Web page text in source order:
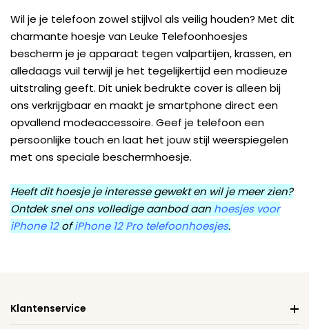
Wil je je telefoon zowel stijlvol als veilig houden? Met dit
charmante hoesje van Leuke Telefoonhoesjes
bescherm je je apparaat tegen valpartijen, krassen, en
alledaags vuil terwijl je het tegelijkertijd een modieuze
uitstraling geeft. Dit uniek bedrukte cover is alleen bij
ons verkrijgbaar en maakt je smartphone direct een
opvallend modeaccessoire. Geef je telefoon een
persoonlijke touch en laat het jouw stijl weerspiegelen
met ons speciale beschermhoesje.
Heeft dit hoesje je interesse gewekt en wil je meer zien?
Ontdek snel ons volledige aanbod aan hoesjes voor
iPhone 12ofiPhone 12 Pro telefoonhoesjes.
Klantenservice